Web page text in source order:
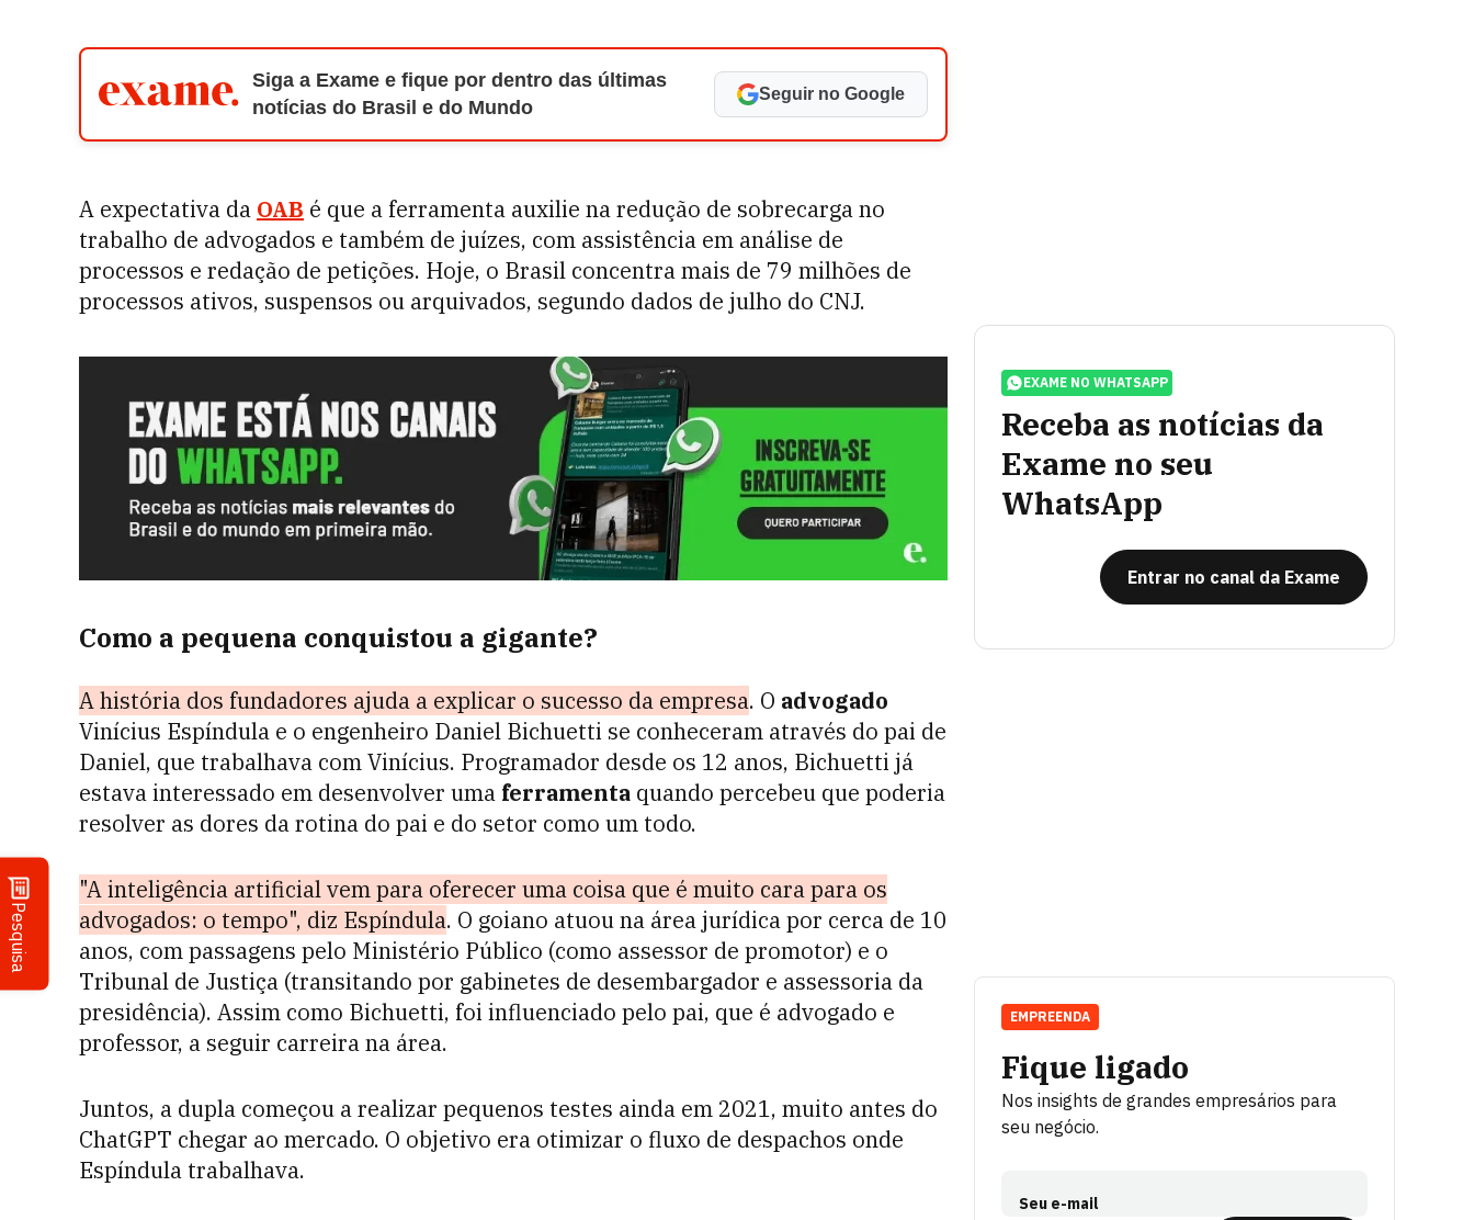
Pesquisa
Siga a Exame e fique por dentro das últimas
notícias do Brasil e do Mundo
Seguir no Google
A expectativa da OAB é que a ferramenta auxilie na redução de sobrecarga no
trabalho de advogados e também de juízes, com assistência em análise de
processos e redação de petições. Hoje, o Brasil concentra mais de 79 milhões de
processos ativos, suspensos ou arquivados, segundo dados de julho do CNJ.
Como a pequena conquistou a gigante?
A história dos fundadores ajuda a explicar o sucesso da empresa. O advogado
Vinícius Espíndula e o engenheiro Daniel Bichuetti se conheceram através do pai de
Daniel, que trabalhava com Vinícius. Programador desde os 12 anos, Bichuetti já
estava interessado em desenvolver uma ferramenta quando percebeu que poderia
resolver as dores da rotina do pai e do setor como um todo.
"A inteligência artificial vem para oferecer uma coisa que é muito cara para os
advogados: o tempo", diz Espíndula. O goiano atuou na área jurídica por cerca de 10
anos, com passagens pelo Ministério Público (como assessor de promotor) e o
Tribunal de Justiça (transitando por gabinetes de desembargador e assessoria da
presidência). Assim como Bichuetti, foi influenciado pelo pai, que é advogado e
professor, a seguir carreira na área.
Juntos, a dupla começou a realizar pequenos testes ainda em 2021, muito antes do
ChatGPT chegar ao mercado. O objetivo era otimizar o fluxo de despachos onde
Espíndula trabalhava.
EXAME NO WHATSAPP
Receba as notícias da
Exame no seu
WhatsApp
Entrar no canal da Exame
Fique ligado
Nos insights de grandes empresários para
seu negócio.
Seu e-mail
EMPREENDA